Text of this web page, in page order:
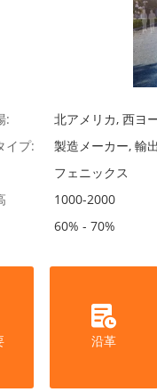
:
北アメリカ, 西ヨ
イプ:
製造メーカー, 輸
フェニックス
1000-2000
60% - 70%
沿革